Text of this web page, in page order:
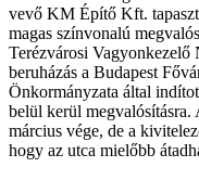
vevő KM Építő Kft.
magas színvonalú
Terézvárosi
beruházás a Budapest
Önkormányzata által
belül kerül megvalósításra.
március vége, de a
hogy az utca mielőbb